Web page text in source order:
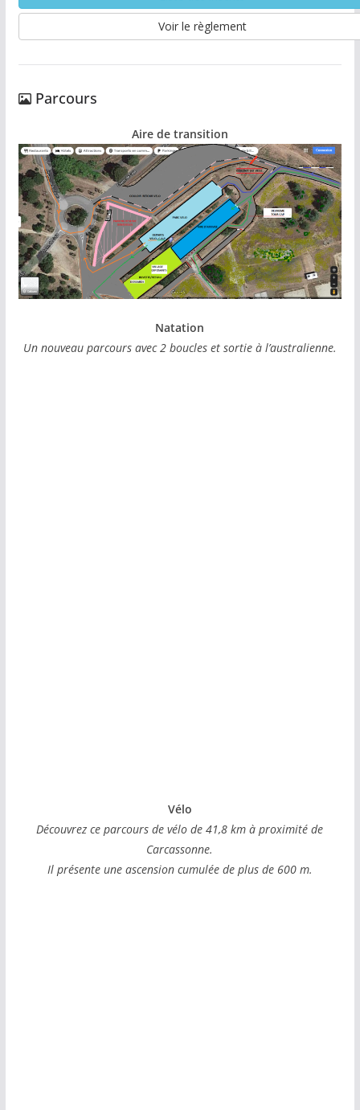
Voir le règlement
Parcours
Aire de transition
Natation
Un nouveau parcours avec 2 boucles et sortie à l’australienne.
Vélo
Découvrez ce parcours de vélo de 41,8 km à proximité de
Carcassonne.
Il présente une ascension cumulée de plus de 600 m.